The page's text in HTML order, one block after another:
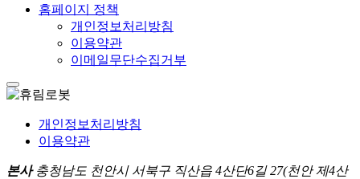
홈페이지 정책
개인정보처리방침
이용약관
이메일무단수집거부
개인정보처리방침
이용약관
본사 충청남도 천안시 서북구 직산읍 4산단6길 27(천안 제4산